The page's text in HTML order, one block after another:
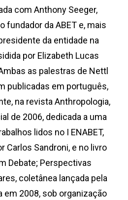
com Anthony Seeger,
fundador da ABET e, mais
da entidade na
por Elizabeth Lucas
as palestras de Nettl
publicadas em português,
na revista Anthropologia,
de 2006, dedicada a uma
lidos no I ENABET,
Carlos Sandroni, e no livro
Debate; Perspectivas
coletânea lançada pela
em 2008, sob organização